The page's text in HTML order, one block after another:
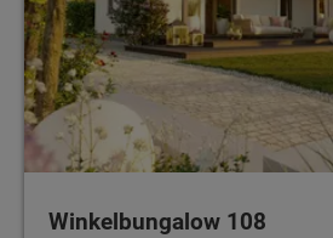
Winkelbungalow 108